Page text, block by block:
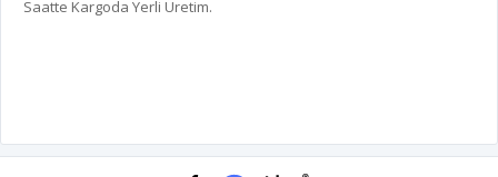
Saatte Kargoda Yerli Üretim.